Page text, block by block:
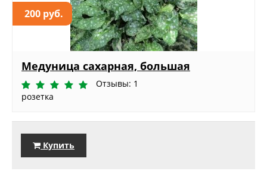
200 руб.
Медуница сахарная, большая
Отзывы: 1
розетка
Купить